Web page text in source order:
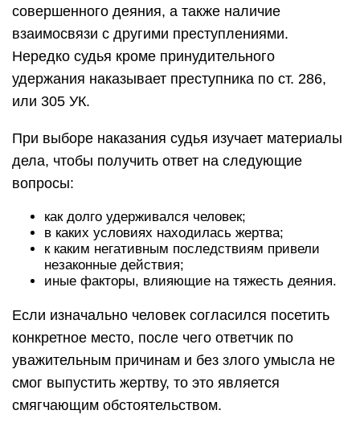
совершенного деяния, а также наличие
взаимосвязи с другими преступлениями.
Нередко судья кроме принудительного
удержания наказывает преступника по ст. 286,
или 305 УК.
При выборе наказания судья изучает материалы
дела, чтобы получить ответ на следующие
вопросы:
как долго удерживался человек;
в каких условиях находилась жертва;
к каким негативным последствиям привели
незаконные действия;
иные факторы, влияющие на тяжесть деяния.
Если изначально человек согласился посетить
конкретное место, после чего ответчик по
уважительным причинам и без злого умысла не
смог выпустить жертву, то это является
смягчающим обстоятельством.